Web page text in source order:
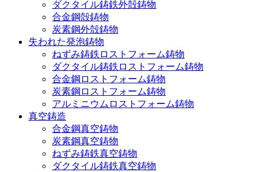
ダクタイル鋳鉄外殻鋳物
合金鋼殻鋳物
炭素鋼外殻鋳物
失われた発泡鋳物
ねずみ鋳鉄ロストフォーム鋳物
ダクタイル鋳鉄ロストフォーム鋳物
合金鋼ロストフォーム鋳物
炭素鋼ロストフォーム鋳物
アルミニウムロストフォーム鋳物
真空鋳造
合金鋼真空鋳物
炭素鋼真空鋳物
ねずみ鋳鉄真空鋳物
ダクタイル鋳鉄真空鋳物